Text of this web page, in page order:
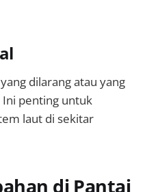
dilarang atau yang
penting untuk
laut di sekitar
di Pantai